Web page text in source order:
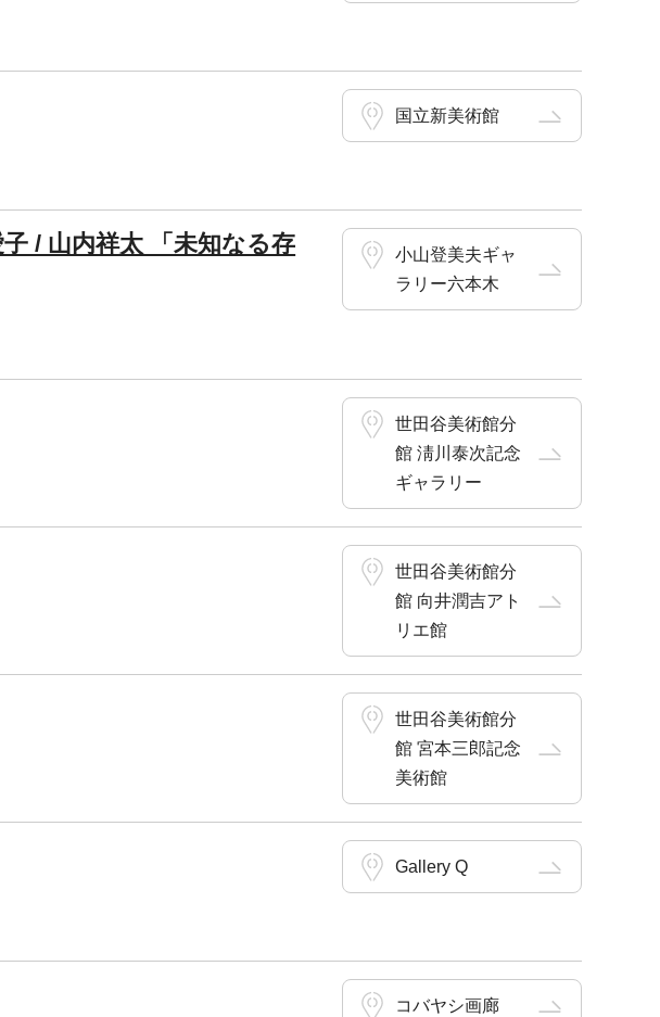
国立新美術館
/ 山内祥太 「未知なる存
小山登美夫ギャ
ラリー六本木
世田谷美術館分
館 淸川泰次記念
ギャラリー
世田谷美術館分
館 向井潤吉アト
リエ館
世田谷美術館分
館 宮本三郎記念
美術館
Gallery Q
コバヤシ画廊